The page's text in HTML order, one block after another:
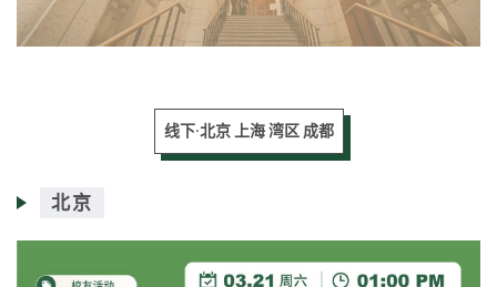
线下·北京 上海 湾区 成都
北京